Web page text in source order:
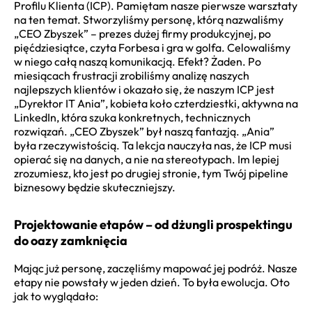
Profilu Klienta (ICP). Pamiętam nasze pierwsze warsztaty
na ten temat. Stworzyliśmy personę, którą nazwaliśmy
„CEO Zbyszek” – prezes dużej firmy produkcyjnej, po
pięćdziesiątce, czyta Forbesa i gra w golfa. Celowaliśmy
w niego całą naszą komunikacją. Efekt? Żaden. Po
miesiącach frustracji zrobiliśmy analizę naszych
najlepszych klientów i okazało się, że naszym ICP jest
„Dyrektor IT Ania”, kobieta koło czterdziestki, aktywna na
LinkedIn, która szuka konkretnych, technicznych
rozwiązań. „CEO Zbyszek” był naszą fantazją. „Ania”
była rzeczywistością. Ta lekcja nauczyła nas, że ICP musi
opierać się na danych, a nie na stereotypach. Im lepiej
zrozumiesz, kto jest po drugiej stronie, tym Twój pipeline
biznesowy będzie skuteczniejszy.
Projektowanie etapów – od dżungli prospektingu
do oazy zamknięcia
Mając już personę, zaczęliśmy mapować jej podróż. Nasze
etapy nie powstały w jeden dzień. To była ewolucja. Oto
jak to wyglądało: